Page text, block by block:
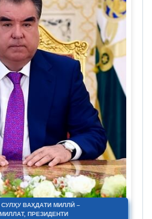
ВАҲДАТИ МИЛЛӢ –
ПРЕЗИДЕНТИ